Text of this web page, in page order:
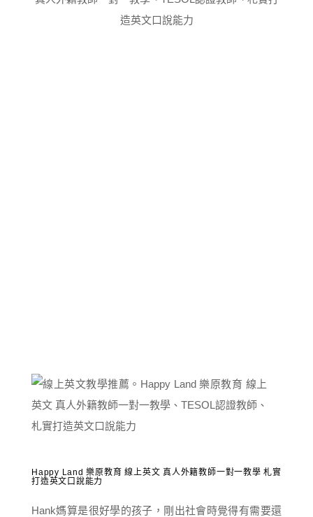
Happy Land 樂原教育 線上英文 真人外籍教師一對一教學 札實
打造英文口說能力
Hank媽算是很好學的孩子，剛出社會時覺得有需要還